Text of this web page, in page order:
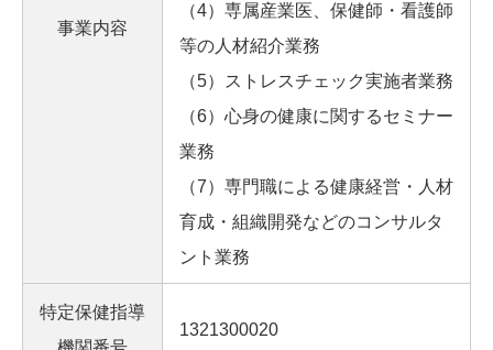
事業内容
（4）専属産業医、保健師・看護師
等の人材紹介業務
（5）ストレスチェック実施者業務
（6）心身の健康に関するセミナー
業務
（7）専門職による健康経営・人材
育成・組織開発などのコンサルタ
ント業務
特定保健指導
1321300020